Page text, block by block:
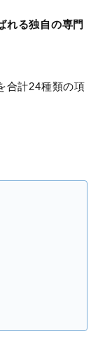
れる独自の専門
合計24種類の項